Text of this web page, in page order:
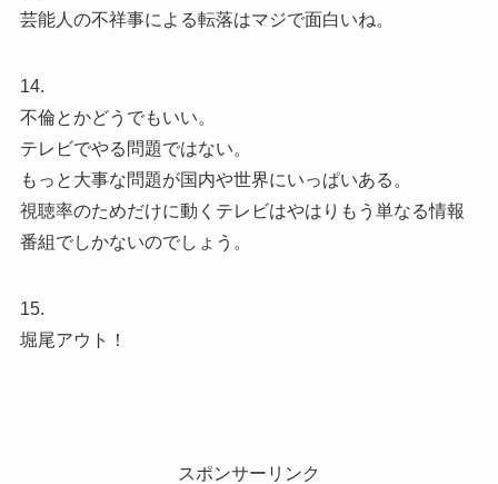
芸能人の不祥事による転落はマジで面白いね。
14.
不倫とかどうでもいい。
テレビでやる問題ではない。
もっと大事な問題が国内や世界にいっぱいある。
視聴率のためだけに動くテレビはやはりもう単なる情報
番組でしかないのでしょう。
15.
堀尾アウト！
スポンサーリンク